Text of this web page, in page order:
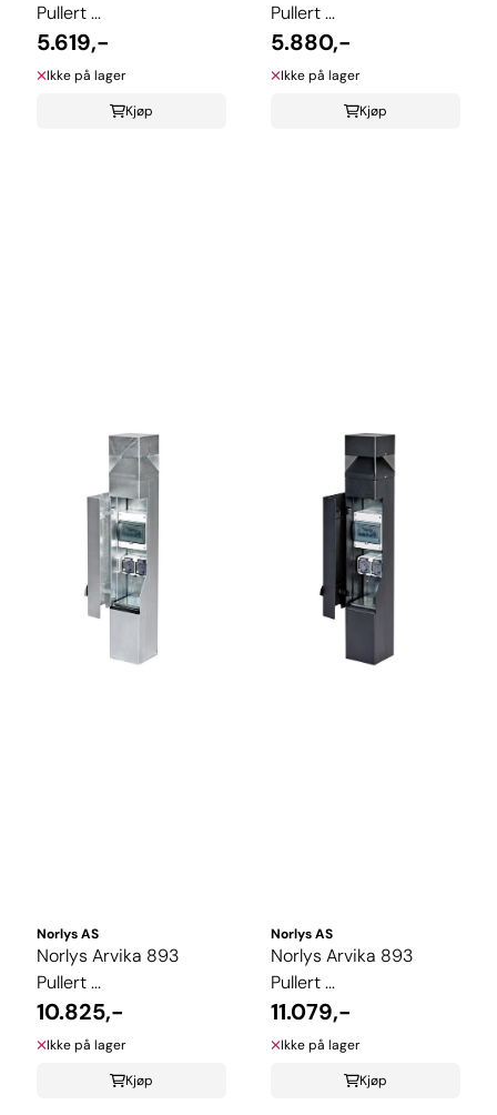
Pullert ...
5.619,-
Ikke på lager
Kjøp
Pullert ...
5.880,-
Ikke på lager
Kjøp
Norlys AS
Norlys Arvika 893
Pullert ...
10.825,-
Ikke på lager
Kjøp
Norlys AS
Norlys Arvika 893
Pullert ...
11.079,-
Ikke på lager
Kjøp